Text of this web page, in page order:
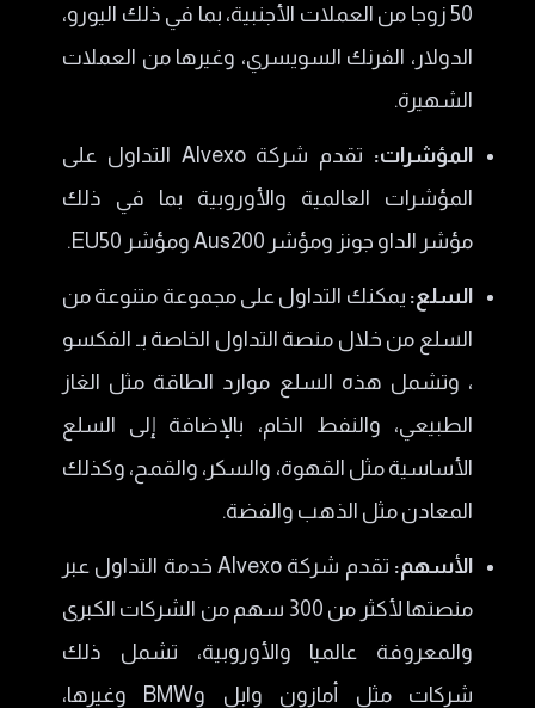
50 زوجا من العملات الأجنبية، بما في ذلك اليورو،
الدولار، الفرنك السويسري، وغيرها من العملات
الشهيرة.
المؤشرات:
تقدم شركة Alvexo التداول على
المؤشرات العالمية والأوروبية بما في ذلك
مؤشر الداو جونز ومؤشر Aus200 ومؤشر EU50.
السلع: يمكنك التداول على مجموعة متنوعة من
السلع من خلال منصة التداول الخاصة بـ الفكسو
، وتشمل هذه السلع موارد الطاقة مثل الغاز
الطبيعي، والنفط الخام، بالإضافة إلى السلع
الأساسية مثل القهوة، والسكر، والقمح، وكذلك
المعادن مثل الذهب والفضة.
الأسهم:
تقدم شركة Alvexo خدمة التداول عبر
منصتها لأكثر من 300 سهم من الشركات الكبرى
والمعروفة عالميا والأوروبية، تشمل ذلك
شركات مثل أمازون وابل وBMW وغيرها،